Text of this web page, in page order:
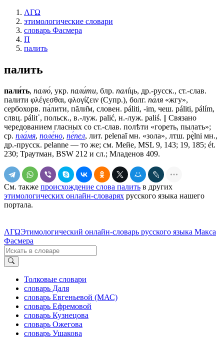
ΛΓΩ
этимологические словари
словарь Фасмера
П
палить
палить
пали́ть, палю́, укр. пали́ти, блр. палíць, др.-русск., ст.-слав.
палити φλέγεσθαι, φλογίζειν (Супр.), болг. па́ля «жгу»,
сербохорв. па́лити, пȃли̑м, словен. páliti, -im, чеш. páliti, pálím,
слвц. рálit᾽, польск., в.-луж. palić, н.-луж. paliś. || Связано
чередованием гласных со ст.-слав. полѣти «гореть, пылать»;
ср. пла́мя, поле́но, пе́пел, лит. реlеnаĩ мн. «зола», лтш. pę̀lni мн.,
др.-прусск. реlаnnе — то же; см. Мейе, МSL 9, 143; 19, 185; ét.
230; Траутман, ВSW 212 и сл.; Младенов 409.
См. также происхождение слова палить в других
этимологических онлайн-словарях русского языка нашего
портала.
ΛΓΩЭтимологический онлайн-словарь русского языка Макса
Фасмера
Толковые словари
словарь Даля
словарь Евгеньевой (МАС)
словарь Ефремовой
словарь Кузнецова
словарь Ожегова
словарь Ушакова